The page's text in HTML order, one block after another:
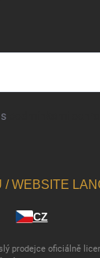
/ WEBSITE
CZ
prodejce oficiálně